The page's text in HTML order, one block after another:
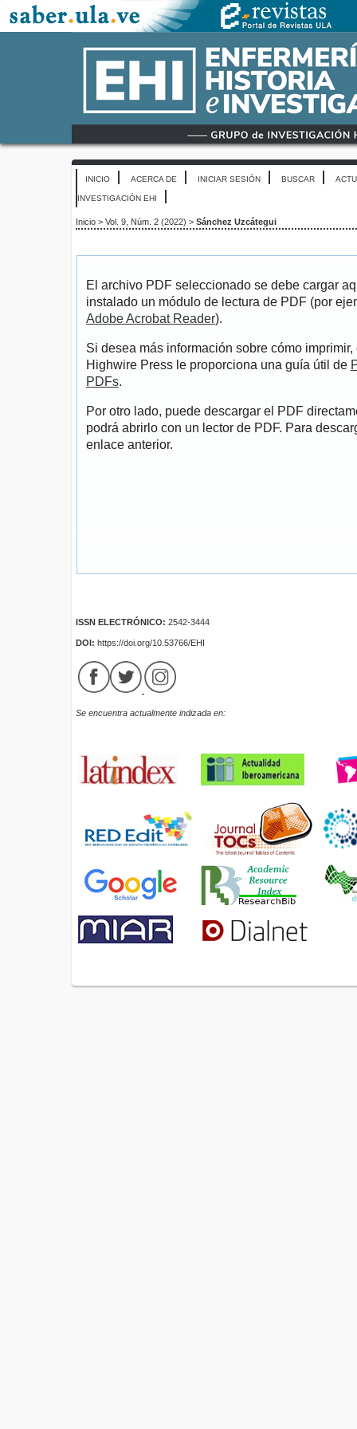
INICIO ACERCA DE INICIAR SESIÓN BUSCAR
INVESTIGACIÓN EHI
Inicio > Vol. 9, Núm. 2 (2022) > Sánchez Uzcátegui
El archivo PDF seleccionado se debe cargar
instalado un módulo de lectura de PDF (por
Adobe Acrobat Reader).
Si desea más información sobre cómo
Highwire Press le proporciona una guía útil de
PDFs.
Por otro lado, puede descargar el PDF
podrá abrirlo con un lector de PDF. Para
enlace anterior.
ISSN ELECTRÓNICO: 2542-3444
DOI: https://doi.org/10.53766/EHI
Se encuentra actualmente indizada en: